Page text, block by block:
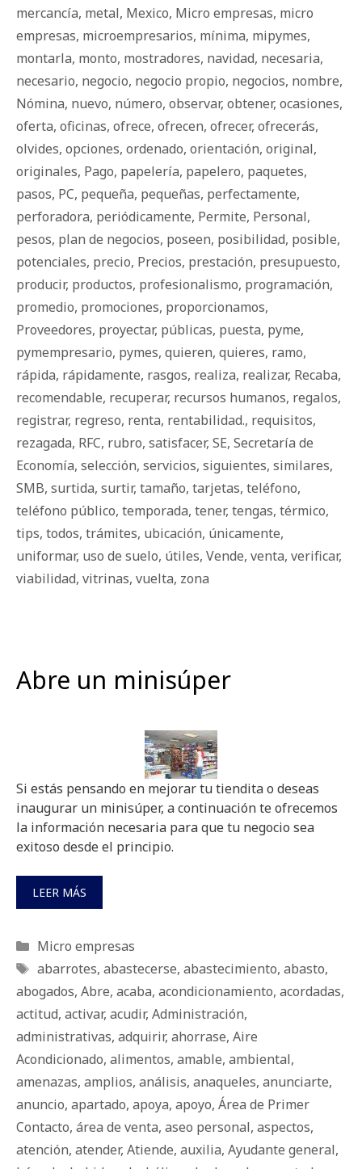
mercancía, metal, Mexico, Micro empresas, micro
empresas, microempresarios, mínima, mipymes,
montarla, monto, mostradores, navidad, necesaria,
necesario, negocio, negocio propio, negocios, nombre,
Nómina, nuevo, número, observar, obtener, ocasiones,
oferta, oficinas, ofrece, ofrecen, ofrecer, ofrecerás,
olvides, opciones, ordenado, orientación, original,
originales, Pago, papelería, papelero, paquetes,
pasos, PC, pequeña, pequeñas, perfectamente,
perforadora, periódicamente, Permite, Personal,
pesos, plan de negocios, poseen, posibilidad, posible,
potenciales, precio, Precios, prestación, presupuesto,
producir, productos, profesionalismo, programación,
promedio, promociones, proporcionamos,
Proveedores, proyectar, públicas, puesta, pyme,
pymempresario, pymes, quieren, quieres, ramo,
rápida, rápidamente, rasgos, realiza, realizar, Recaba,
recomendable, recuperar, recursos humanos, regalos,
registrar, regreso, renta, rentabilidad., requisitos,
rezagada, RFC, rubro, satisfacer, SE, Secretaría de
Economía, selección, servicios, siguientes, similares,
SMB, surtida, surtir, tamaño, tarjetas, teléfono,
teléfono público, temporada, tener, tengas, térmico,
tips, todos, trámites, ubicación, únicamente,
uniformar, uso de suelo, útiles, Vende, venta, verificar,
viabilidad, vitrinas, vuelta, zona
Abre un minisúper
Si estás pensando en mejorar tu tiendita o deseas
inaugurar un minisúper, a continuación te ofrecemos
la información necesaria para que tu negocio sea
exitoso desde el principio.
LEER MÁS
Categorías
Micro empresas
Etiquetas
abarrotes, abastecerse, abastecimiento, abasto,
abogados, Abre, acaba, acondicionamiento, acordadas,
actitud, activar, acudir, Administración,
administrativas, adquirir, ahorrase, Aire
Acondicionado, alimentos, amable, ambiental,
amenazas, amplios, análisis, anaqueles, anunciarte,
anuncio, apartado, apoya, apoyo, Área de Primer
Contacto, área de venta, aseo personal, aspectos,
atención, atender, Atiende, auxilia, Ayudante general,